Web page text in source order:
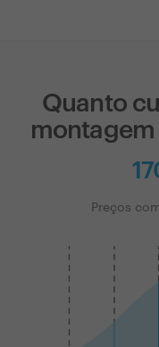
Quanto
montagem
Preços